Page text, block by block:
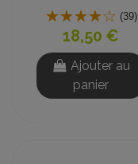
(39)
18,50 €
Ajouter au
panier